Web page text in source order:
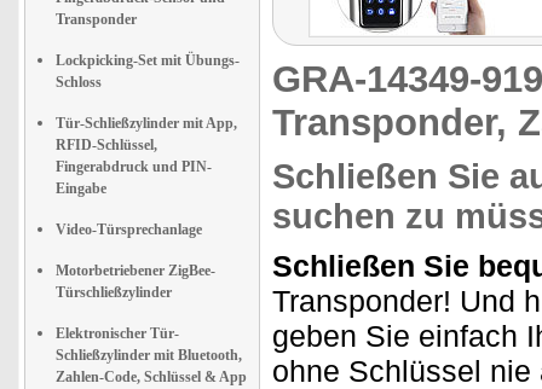
Transponder
Lockpicking-Set mit Übungs-
Schloss
Tür-Schließzylinder mit App,
RFID-Schlüssel,
Fingerabdruck und PIN-
Eingabe
Video-Türsprechanlage
Motorbetriebener ZigBee-
Türschließzylinder
Elektronischer Tür-
Schließzylinder mit Bluetooth,
Zahlen-Code, Schlüssel & App
GRA-14349-
Transponder,
Schließen Sie
suchen zu
Schließen Sie
Transponder! Und
geben Sie einfach
ohne Schlüssel nie